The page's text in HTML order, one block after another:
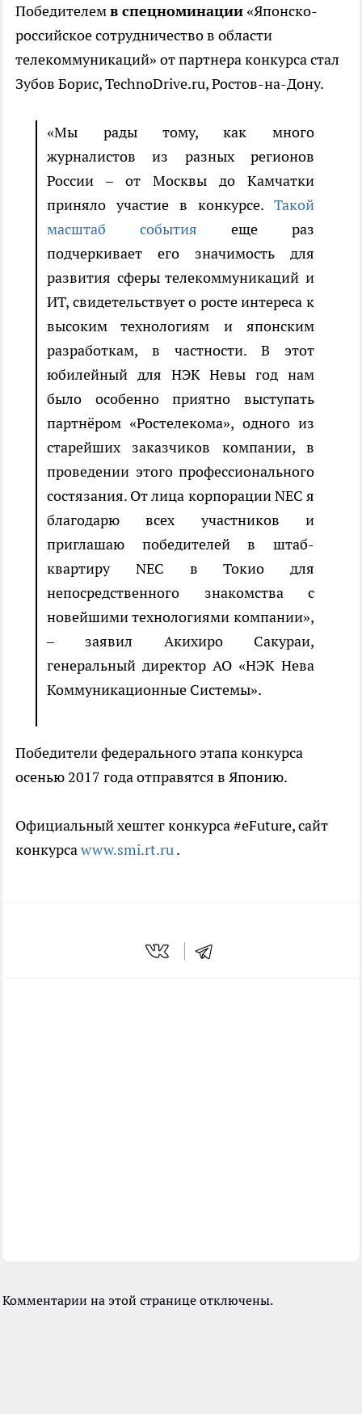
Победителемв спецноминации «Японско-
российское сотрудничество в области
телекоммуникаций» от партнера конкурса стал
Зубов Борис, TechnoDrive.ru, Ростов-на-Дону.
«Мы рады тому, как много
журналистов из разных регионов
России – от Москвы до Камчатки
приняло участие в конкурсе. Такой
масштаб события еще раз
подчеркивает его значимость для
развития сферы телекоммуникаций и
ИТ, свидетельствует о росте интереса к
высоким технологиям и японским
разработкам, в частности. В этот
юбилейный для НЭК Невы год нам
было особенно приятно выступать
партнёром «Ростелекома», одного из
старейших заказчиков компании, в
проведении этого профессионального
состязания. От лица корпорации NEC я
благодарю всех участников и
приглашаю победителей в штаб-
квартиру NEC в Токио для
непосредственного знакомства с
новейшими технологиями компании»,
– заявил Акихиро Сакураи,
генеральный директор АО «НЭК Нева
Коммуникационные Системы».
Победители федерального этапа конкурса
осенью 2017 года отправятся в Японию.
Официальный хештег конкурса #eFuture, сайт
конкурсаwww.smi.rt.ru.
Комментарии на этой странице отключены.